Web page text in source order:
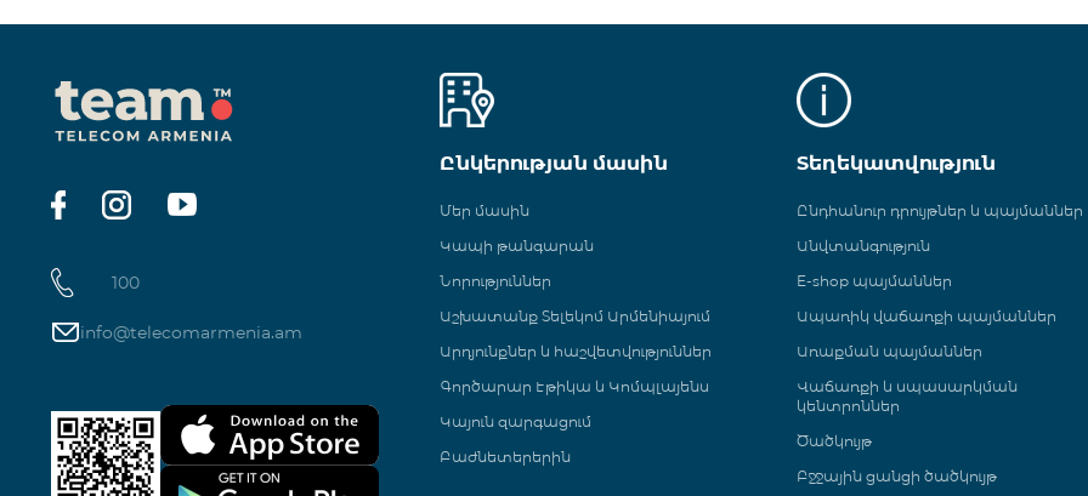
100
info@telecomarmenia.am
Ընկերության մասին
Մեր մասին
Կապի թանգարան
Նորություններ
Աշխատանք Տելեկոմ Արմենիայում
Արդյունքներ և հաշվետվություններ
Գործարար Էթիկա և Կոմպլայենս
Կայուն զարգացում
Բաժնետերերին
Տեղեկատվություն
Ընդհանուր դրույթներ և պայմաններ
Անվտանգություն
E-shop պայմաններ
Ապառիկ վաճառքի պայմաններ
Առաքման պայմաններ
Վաճառքի և սպասարկման
կենտրոններ
Ծածկույթ
Բջջային ցանցի ծածկույթ